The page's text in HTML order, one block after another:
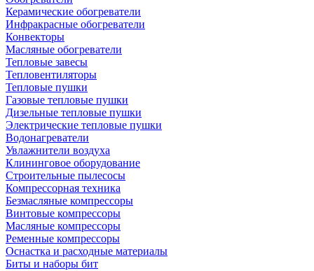
Керамические обогреватели
Инфракрасные обогреватели
Конвекторы
Масляные обогреватели
Тепловые завесы
Тепловентиляторы
Тепловые пушки
Газовые тепловые пушки
Дизельные тепловые пушки
Электрические тепловые пушки
Водонагреватели
Увлажнители воздуха
Клининговое оборудование
Строительные пылесосы
Компрессорная техника
Безмасляные компрессоры
Винтовые компрессоры
Масляные компрессоры
Ременные компрессоры
Оснастка и расходные материалы
Биты и наборы бит